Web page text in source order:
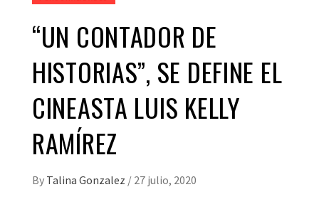
“UN CONTADOR DE
HISTORIAS”, SE DEFINE EL
CINEASTA LUIS KELLY
RAMÍREZ
By Talina Gonzalez / 27 julio, 2020